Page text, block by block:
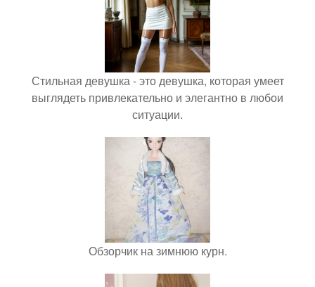
Стильная девушка - это девушка, которая умеет
выглядеть привлекательно и элегантно в любои
ситуации.
Обзорчик на зимнюю курн.